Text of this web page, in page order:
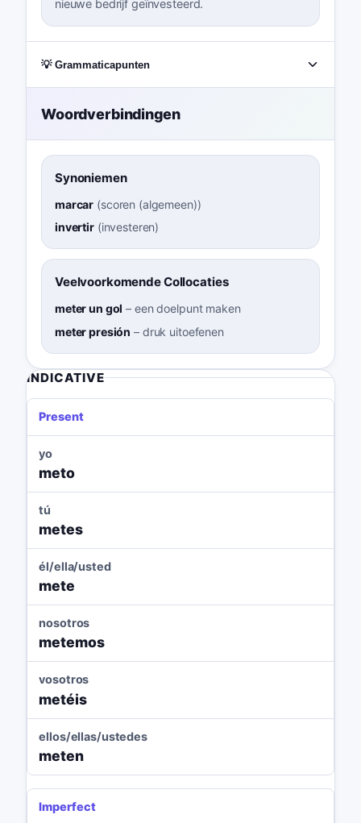
nieuwe bedrijf geïnvesteerd.
💡 Grammaticapunten
Woordverbindingen
Synoniemen
marcar (scoren (algemeen))
invertir(investeren)
Veelvoorkomende Collocaties
meter un gol – een doelpunt maken
meter presión – druk uitoefenen
INDICATIVE
Present
yo
meto
tú
metes
él/ella/usted
mete
nosotros
metemos
vosotros
metéis
ellos/ellas/ustedes
meten
Imperfect